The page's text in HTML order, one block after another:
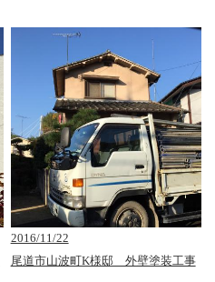
2016/11/22
尾道市山波町K様邸 外壁塗装工事